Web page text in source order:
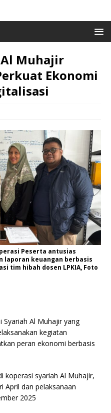
Muhajir
Ekonomi
Peserta antusias
laporan keuangan berbasis
tim hibah dosen LPKIA, Foto
Syariah Al Muhajir yang
kegiatan
peran ekonomi berbasis
koperasi syariah Al Muhajir,
April dan pelaksanaan
2025